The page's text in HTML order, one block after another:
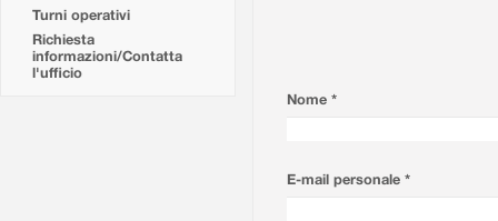
Turni operativi
Richiesta
informazioni/Contatta
l'ufficio
Nome *
E-mail personale *